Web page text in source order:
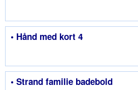
• Hånd med kort 4
• Strand familie badebold